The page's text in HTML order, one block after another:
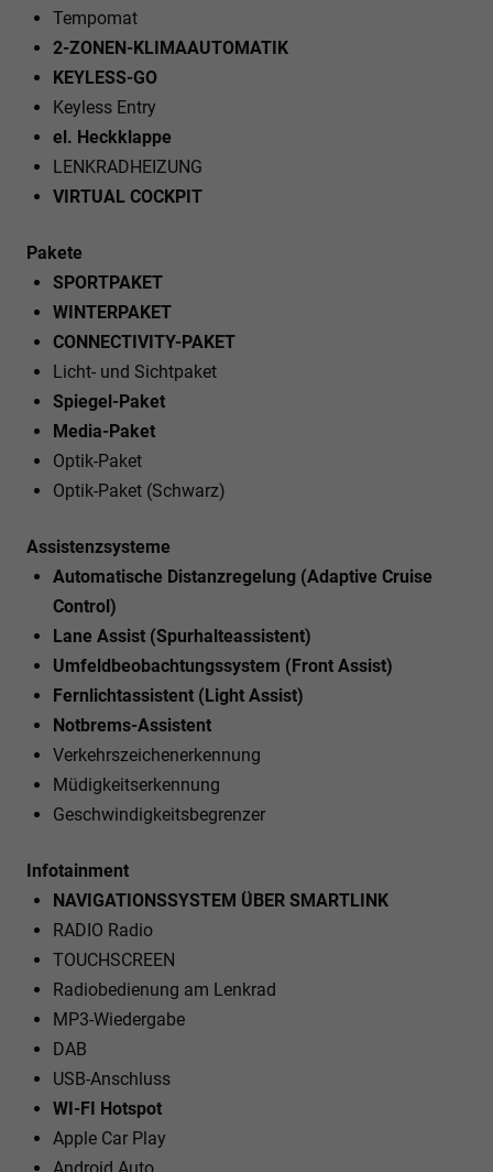
Tempomat
2-ZONEN-KLIMAAUTOMATIK
KEYLESS-GO
Keyless Entry
el. Heckklappe
LENKRADHEIZUNG
VIRTUAL COCKPIT
Pakete
SPORTPAKET
WINTERPAKET
CONNECTIVITY-PAKET
Licht- und Sichtpaket
Spiegel-Paket
Media-Paket
Optik-Paket
Optik-Paket (Schwarz)
Assistenzsysteme
Automatische Distanzregelung (Adaptive Cruise
Control)
Lane Assist (Spurhalteassistent)
Umfeldbeobachtungssystem (Front Assist)
Fernlichtassistent (Light Assist)
Notbrems-Assistent
Verkehrszeichenerkennung
Müdigkeitserkennung
Geschwindigkeitsbegrenzer
Infotainment
NAVIGATIONSSYSTEM ÜBER SMARTLINK
RADIO Radio
TOUCHSCREEN
Radiobedienung am Lenkrad
MP3-Wiedergabe
DAB
USB-Anschluss
WI-FI Hotspot
Apple Car Play
Android Auto